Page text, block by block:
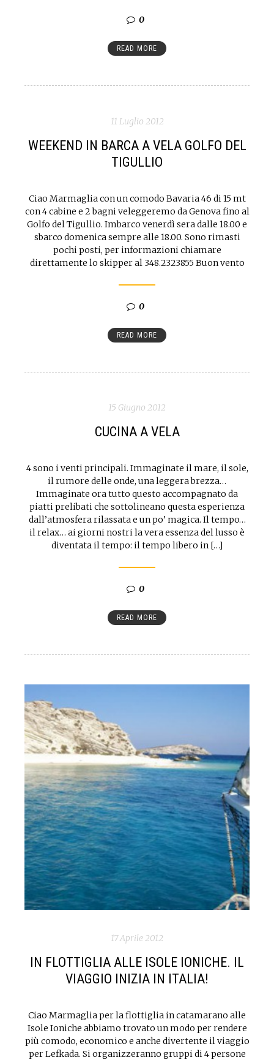
0
READ MORE
11 Luglio 2012
WEEKEND IN BARCA A VELA GOLFO DEL
TIGULLIO
Ciao Marmaglia con un comodo Bavaria 46 di 15 mt
con 4 cabine e 2 bagni veleggeremo da Genova fino al
Golfo del Tigullio. Imbarco venerdì sera dalle 18.00 e
sbarco domenica sempre alle 18.00. Sono rimasti
pochi posti, per informazioni chiamare
direttamente lo skipper al 348.2323855 Buon vento
0
READ MORE
15 Giugno 2012
CUCINA A VELA
4 sono i venti principali. Immaginate il mare, il sole,
il rumore delle onde, una leggera brezza…
Immaginate ora tutto questo accompagnato da
piatti prelibati che sottolineano questa esperienza
dall’atmosfera rilassata e un po’ magica. Il tempo…
il relax… ai giorni nostri la vera essenza del lusso è
diventata il tempo: il tempo libero in […]
0
READ MORE
17 Aprile 2012
IN FLOTTIGLIA ALLE ISOLE IONICHE. IL
VIAGGIO INIZIA IN ITALIA!
Ciao Marmaglia per la flottiglia in catamarano alle
Isole Ioniche abbiamo trovato un modo per rendere
più comodo, economico e anche divertente il viaggio
per Lefkada. Si organizzeranno gruppi di 4 persone